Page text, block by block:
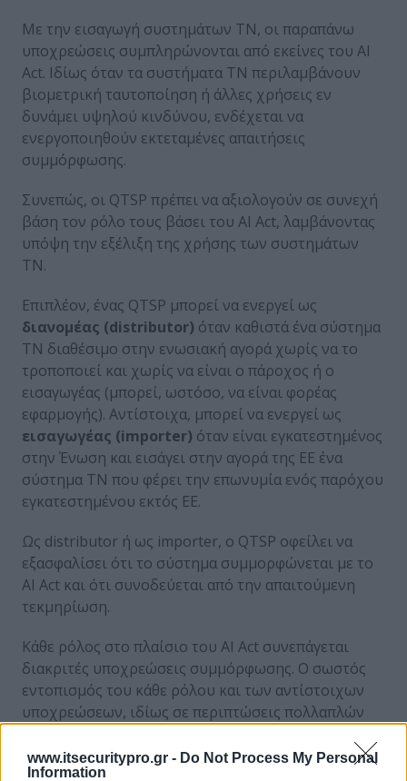
www.itsecuritypro.gr - Do Not Process My Personal
Information
Με την εισαγωγή συστημάτων ΤΝ, οι παραπάνω
υποχρεώσεις συμπληρώνονται από εκείνες του AI
Act. Ιδίως όταν τα συστήματα ΤΝ περιλαμβάνουν
βιομετρική ταυτοποίηση ή άλλες χρήσεις εν
δυνάμει υψηλού κινδύνου, ενδέχεται να
ενεργοποιηθούν εκτεταμένες απαιτήσεις
συμμόρφωσης.
Συνεπώς, οι QTSP πρέπει να αξιολογούν σε συνεχή
βάση τον ρόλο τους βάσει του AI Act, λαμβάνοντας
υπόψη την εξέλιξη της χρήσης των συστημάτων
ΤΝ.
Επιπλέον, ένας QTSP μπορεί να ενεργεί ως
διανομέας (distributor) όταν καθιστά ένα σύστημα
ΤΝ διαθέσιμο στην ενωσιακή αγορά χωρίς να το
τροποποιεί και χωρίς να είναι ο πάροχος ή ο
εισαγωγέας (μπορεί, ωστόσο, να είναι φορέας
εφαρμογής). Αντίστοιχα, μπορεί να ενεργεί ως
εισαγωγέας (importer) όταν είναι εγκατεστημένος
στην Ένωση και εισάγει στην αγορά της ΕΕ ένα
σύστημα ΤΝ που φέρει την επωνυμία ενός παρόχου
εγκατεστημένου εκτός ΕΕ.
Ως distributor ή ως importer, ο QTSP οφείλει να
εξασφαλίσει ότι το σύστημα συμμορφώνεται με το
AI Act και ότι συνοδεύεται από την απαιτούμενη
τεκμηρίωση.
Κάθε ρόλος στο πλαίσιο του AI Act συνεπάγεται
διακριτές υποχρεώσεις συμμόρφωσης. Ο σωστός
εντοπισμός του κάθε ρόλου και των αντίστοιχων
υποχρεώσεων, ιδίως σε περιπτώσεις πολλαπλών
συμμόρφωσης και επιβολής κυρώσεων.